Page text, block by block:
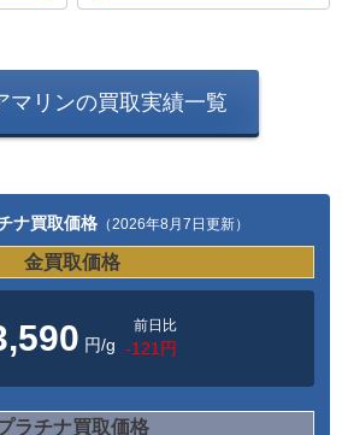
マリンの買取実績一覧
ナ買取価格 （2026年8月7日更新）
金買取価格
円/g
前日比
-121円
ラチナ買取価格